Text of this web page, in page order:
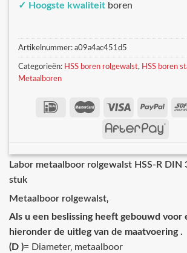
✓ Hoogste kwaliteit boren
Artikelnummer: a09a4ac451d5
Categorieën: HSS boren rolgewalst, HSS boren
Metaalboren
Labor metaalboor rolgewalst HSS-R DIN
stuk
Metaalboor rolgewalst‚
Als u een beslissing heeft gebouwd voor
hieronder de uitleg van de maatvoering .
(D )= Diameter‚ metaalboor